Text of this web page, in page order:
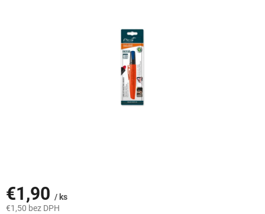
€1,90 / ks
€1,50 bez DPH